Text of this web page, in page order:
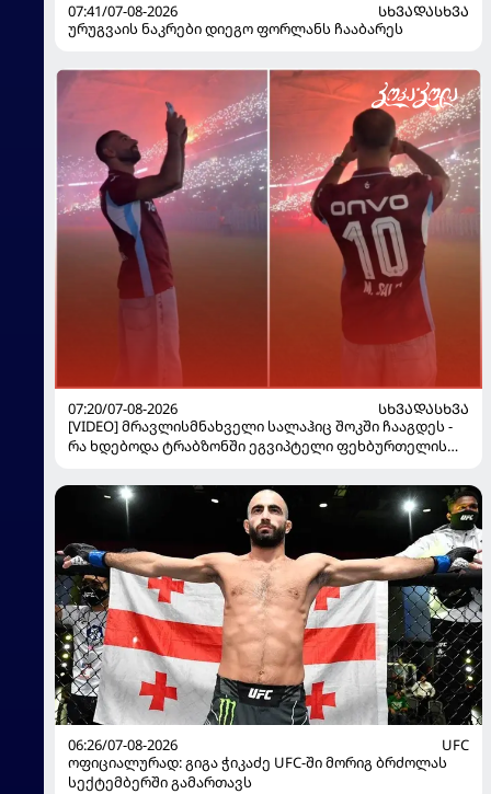
07:41/07-08-2026
ᲡᲮᲕᲐᲓᲐᲡᲮᲕᲐ
ურუგვაის ნაკრები დიეგო ფორლანს ჩააბარეს
07:20/07-08-2026
ᲡᲮᲕᲐᲓᲐᲡᲮᲕᲐ
[VIDEO] მრავლისმნახველი სალაჰიც შოკში ჩააგდეს -
რა ხდებოდა ტრაბზონში ეგვიპტელი ფეხბურთელის
06:26/07-08-2026
UFC
ოფიციალურად: გიგა ჭიკაძე UFC-ში მორიგ ბრძოლას
სექტემბერში გამართავს